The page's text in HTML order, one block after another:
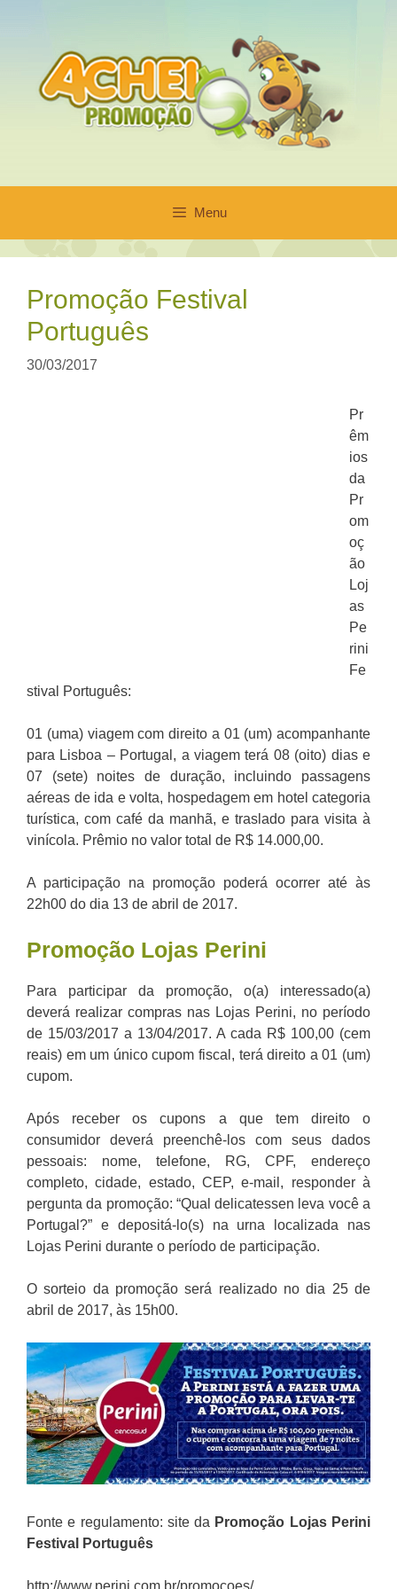
conteúdo
Menu
Promoção Festival
Português
30/03/2017
Pr
êm
ios
da
Pr
om
oç
ão
Loj
as
Pe
rini
Fe
stival Português:
01 (uma) viagem com direito a 01 (um) acompanhante
para Lisboa – Portugal, a viagem terá 08 (oito) dias e
07 (sete) noites de duração, incluindo passagens
aéreas de ida e volta, hospedagem em hotel categoria
turística, com café da manhã, e traslado para visita à
vinícola. Prêmio no valor total de R$ 14.000,00.
A participação na promoção poderá ocorrer até às
22h00 do dia 13 de abril de 2017.
Promoção Lojas Perini
Para participar da promoção, o(a) interessado(a)
deverá realizar compras nas Lojas Perini, no período
de 15/03/2017 a 13/04/2017. A cada R$ 100,00 (cem
reais) em um único cupom fiscal, terá direito a 01 (um)
cupom.
Após receber os cupons a que tem direito o
consumidor deverá preenchê-los com seus dados
pessoais: nome, telefone, RG, CPF, endereço
completo, cidade, estado, CEP, e-mail, responder à
pergunta da promoção: “Qual delicatessen leva você a
Portugal?” e depositá-lo(s) na urna localizada nas
Lojas Perini durante o período de participação.
O sorteio da promoção será realizado no dia 25 de
abril de 2017, às 15h00.
Fonte e regulamento: site da Promoção Lojas Perini
Festival Português
http://www.perini.com.br/promocoes/